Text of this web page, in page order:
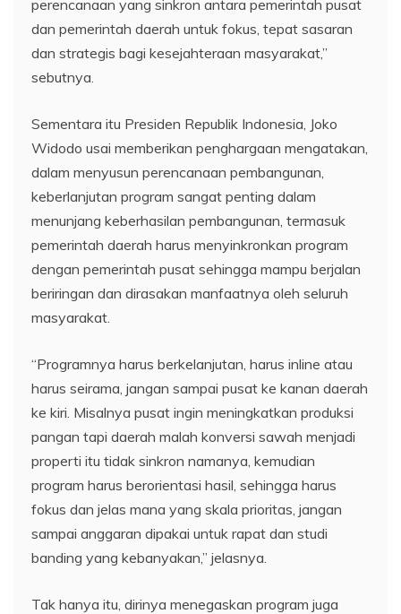
perencanaan yang sinkron antara pemerintah pusat
dan pemerintah daerah untuk fokus, tepat sasaran
dan strategis bagi kesejahteraan masyarakat,”
sebutnya.
Sementara itu Presiden Republik Indonesia, Joko
Widodo usai memberikan penghargaan mengatakan,
dalam menyusun perencanaan pembangunan,
keberlanjutan program sangat penting dalam
menunjang keberhasilan pembangunan, termasuk
pemerintah daerah harus menyinkronkan program
dengan pemerintah pusat sehingga mampu berjalan
beriringan dan dirasakan manfaatnya oleh seluruh
masyarakat.
“Programnya harus berkelanjutan, harus inline atau
harus seirama, jangan sampai pusat ke kanan daerah
ke kiri. Misalnya pusat ingin meningkatkan produksi
pangan tapi daerah malah konversi sawah menjadi
properti itu tidak sinkron namanya, kemudian
program harus berorientasi hasil, sehingga harus
fokus dan jelas mana yang skala prioritas, jangan
sampai anggaran dipakai untuk rapat dan studi
banding yang kebanyakan,” jelasnya.
Tak hanya itu, dirinya menegaskan program juga